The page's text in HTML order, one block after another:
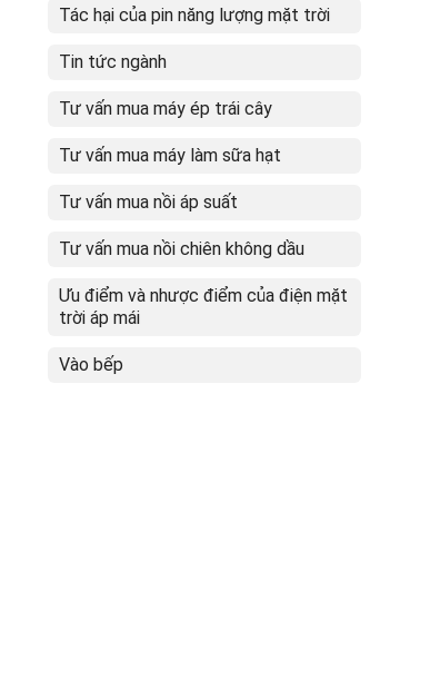
Tác hại của pin năng lượng mặt trời
Tin tức ngành
Tư vấn mua máy ép trái cây
Tư vấn mua máy làm sữa hạt
Tư vấn mua nồi áp suất
Tư vấn mua nồi chiên không dầu
Ưu điểm và nhược điểm của điện mặt
trời áp mái
Vào bếp